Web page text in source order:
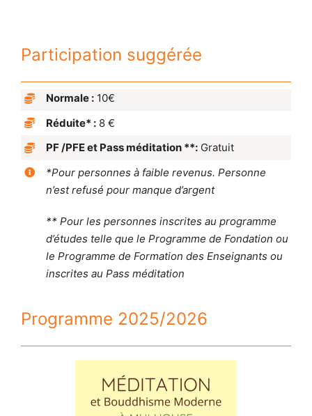
Participation suggérée
Normale :10€
Réduite* :8 €
PF /PFE et Pass méditation **:Gratuit
*Pour personnes à faible revenus. Personne
n’est refusé pour manque d’argent
** Pour les personnes inscrites au programme
d’études telle que le Programme de Fondation ou
le Programme de Formation des Enseignants ou
inscrites au Pass méditation
Programme 2025/2026